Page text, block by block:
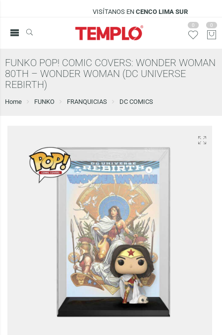
VISÍTANOS ENCENCO LIMA SUR
0 0
FUNKO POP! COMIC COVERS: WONDER WOMAN
80TH – WONDER WOMAN (DC UNIVERSE
REBIRTH)
Home FUNKO FRANQUICIAS DC COMICS